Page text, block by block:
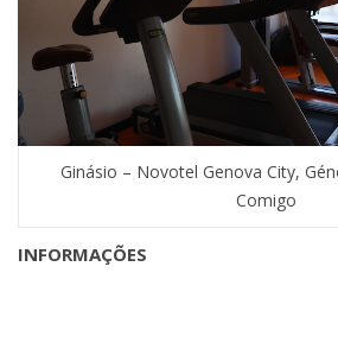
Ginásio – Novotel Genova City,
Comigo
INFORMAÇÕES